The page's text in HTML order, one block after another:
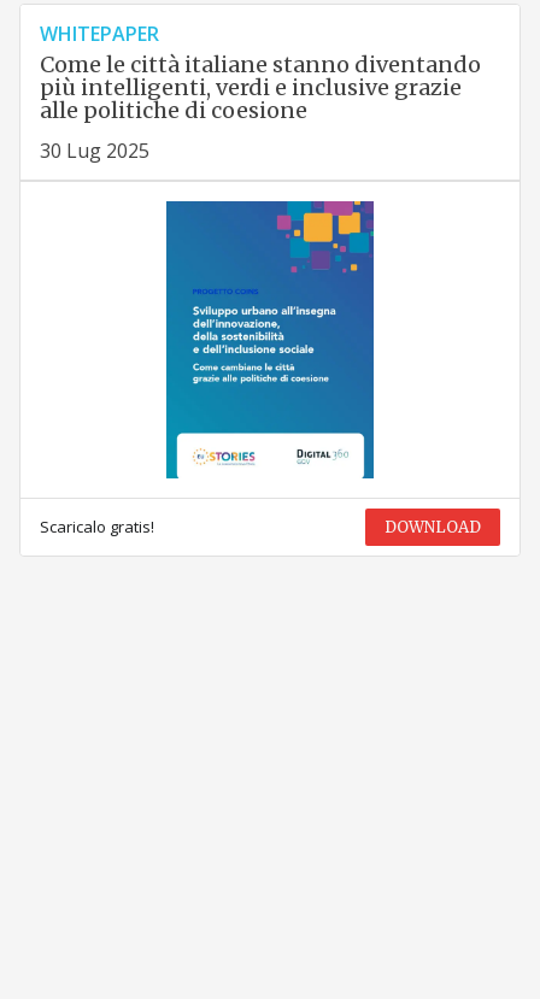
WHITEPAPER
Come le città italiane stanno diventando
più intelligenti, verdi e inclusive grazie
alle politiche di coesione
30 Lug 2025
Scaricalo gratis! DOWNLOAD